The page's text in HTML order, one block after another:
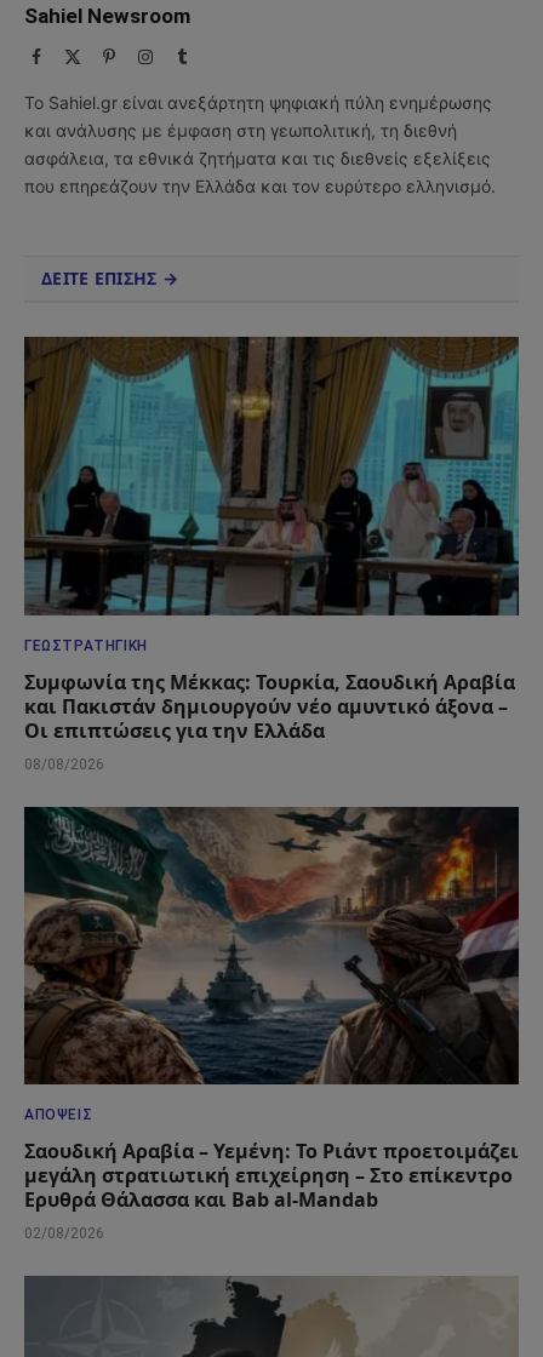
Sahiel Newsroom
Facebook PinterestInstagram
Tumblr
Το Sahiel.gr είναι ανεξάρτητη ψηφιακή πύλη ενημέρωσης
και ανάλυσης με έμφαση στη γεωπολιτική, τη διεθνή
ασφάλεια, τα εθνικά ζητήματα και τις διεθνείς εξελίξεις
που επηρεάζουν την Ελλάδα και τον ευρύτερο ελληνισμό.
ΔΕΙΤΕ ΕΠΙΣΗΣ →
ΓΕΩΣΤΡΑΤΗΓΙΚΉ
Συμφωνία της Μέκκας: Τουρκία, Σαουδική Αραβία
και Πακιστάν δημιουργούν νέο αμυντικό άξονα –
Οι επιπτώσεις για την Ελλάδα
08/08/2026
ΑΠΌΨΕΙΣ
Σαουδική Αραβία – Υεμένη: Το Ριάντ προετοιμάζει
μεγάλη στρατιωτική επιχείρηση – Στο επίκεντρο
Ερυθρά Θάλασσα και Bab al-Mandab
02/08/2026